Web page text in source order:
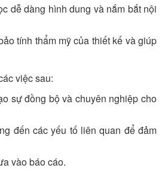
dễ dàng hình dung và nắm bắt nội
tính thẩm mỹ của thiết kế và giúp
việc sau:
sự đồng bộ và chuyên nghiệp cho
đến các yếu tố liên quan để đảm
vào báo cáo.